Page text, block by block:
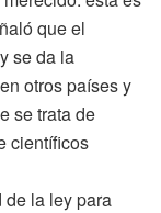
que el
se da la
otros países y
se trata de
científicos
de la ley para